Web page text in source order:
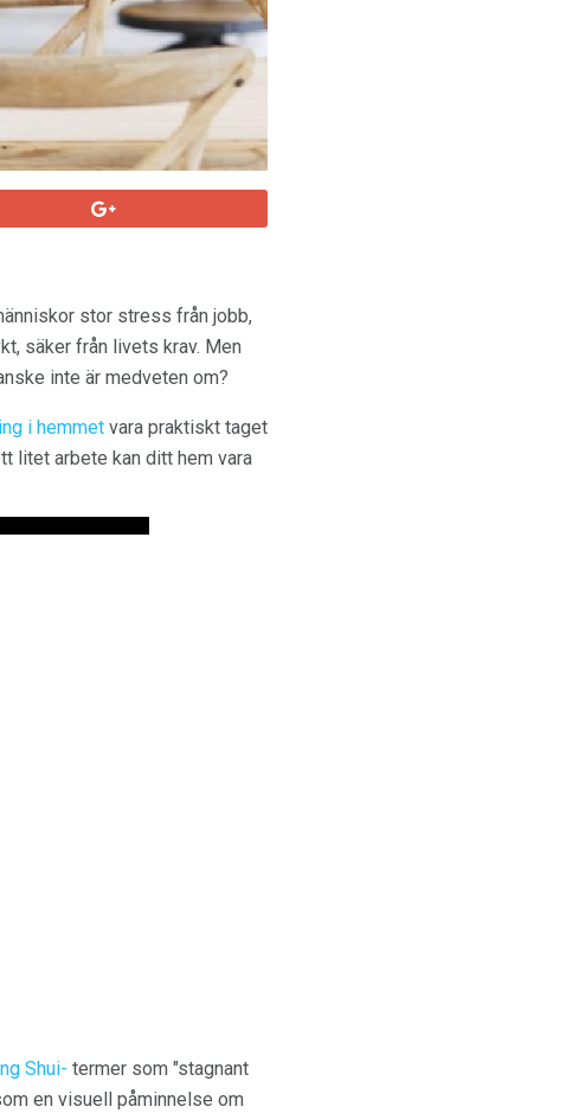
stor stress från jobb,
säker från livets krav. Men
inte är medveten om?
i hemmet vara praktiskt taget
litet arbete kan ditt hem vara
Shui- termer som "stagnant
en visuell påminnelse om